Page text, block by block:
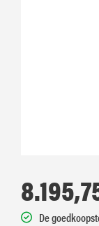
De